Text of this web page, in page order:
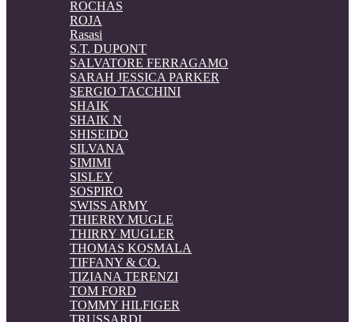
ROCHAS
ROJA
Rasasi
S.T. DUPONT
SALVATORE FERRAGAMO
SARAH JESSICA PARKER
SERGIO TACCHINI
SHAIK
SHAIK N
SHISEIDO
SILVANA
SIMIMI
SISLEY
SOSPIRO
SWISS ARMY
THIERRY MUGLE
THIRRY MUGLER
THOMAS KOSMALA
TIFFANY & CO.
TIZIANA TERENZI
TOM FORD
TOMMY HILFIGER
TRUSSARDI